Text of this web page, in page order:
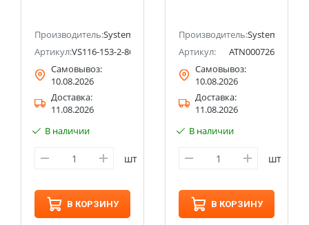
(ранее Schneider Electric)
Electric)
Производитель:Systeme Electric (ранее Schneider Electric)
Артикул:VS116-153-2-86
Самовывоз:
10.08.2026
Доставка:
11.08.2026
В наличии
шт
В КОРЗИНУ
(Schneider Electric)
Производитель:Systeme
Артикул:
ATN000726
Самовывоз:
10.08.2026
Доставка:
11.08.2026
В наличии
шт
В КОРЗИНУ